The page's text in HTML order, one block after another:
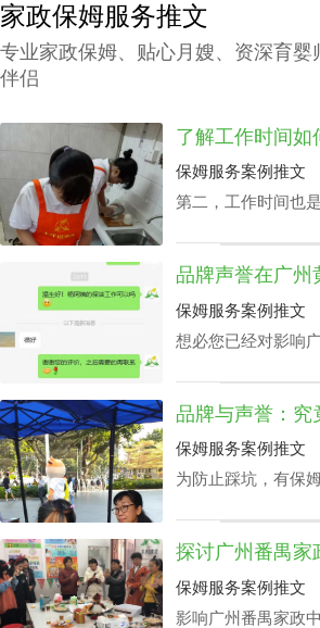
家政保姆服务推文
专业家政保姆、贴心月嫂、资深育
伴侣
保姆服务案例推文
第二，工作时间也
整工作时间表，聘
性，而这家庭业主
区家政中心查询电
保姆服务案例推文
想必您已经对影响
下面是丰泽园总结
政中心应具备的综合
保姆服务案例推文
为防止踩坑，有保
最优化的同时获取
海珠区家政公司价
素？丰泽园将用HR
保姆服务案例推文
影响广州番禺家政